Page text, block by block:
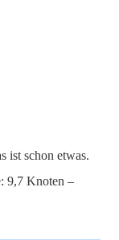
ist schon etwas.
9,7 Knoten –